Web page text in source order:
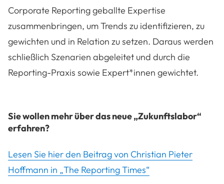
Corporate Reporting geballte Expertise
zusammenbringen, um Trends zu identifizieren, zu
gewichten und in Relation zu setzen. Daraus werden
schließlich Szenarien abgeleitet und durch die
Reporting-Praxis sowie Expert*innen gewichtet.
Sie wollen mehr über das neue „Zukunftslabor“
erfahren?
Lesen Sie hier den Beitrag von Christian Pieter
Hoffmann in „The Reporting Times“